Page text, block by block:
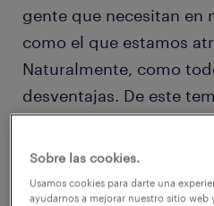
gente que necesitan en
como el que estamos
Naturalmente, como
desventajas. De este
director de ventas de
con un importante
dejamos la entrevista!
Sobre las cookies.
Usamos cookies para darte una
ayudarnos a mejorar nuestro sitio